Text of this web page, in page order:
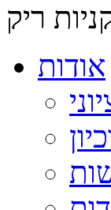
ריק
אודות